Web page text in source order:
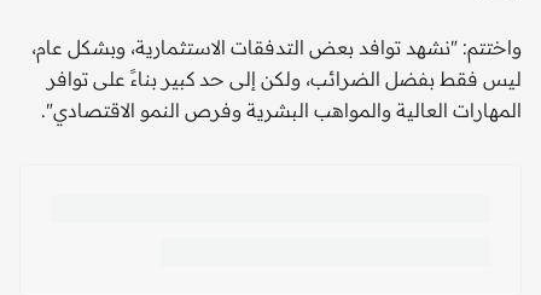
واختتم: "نشهد توافد بعض التدفقات الاستثمارية، وبشكل عام،
ليس فقط بفضل الضرائب، ولكن إلى حد كبير بناءً على توافر
المهارات العالية والمواهب البشرية وفرص النمو الاقتصادي".